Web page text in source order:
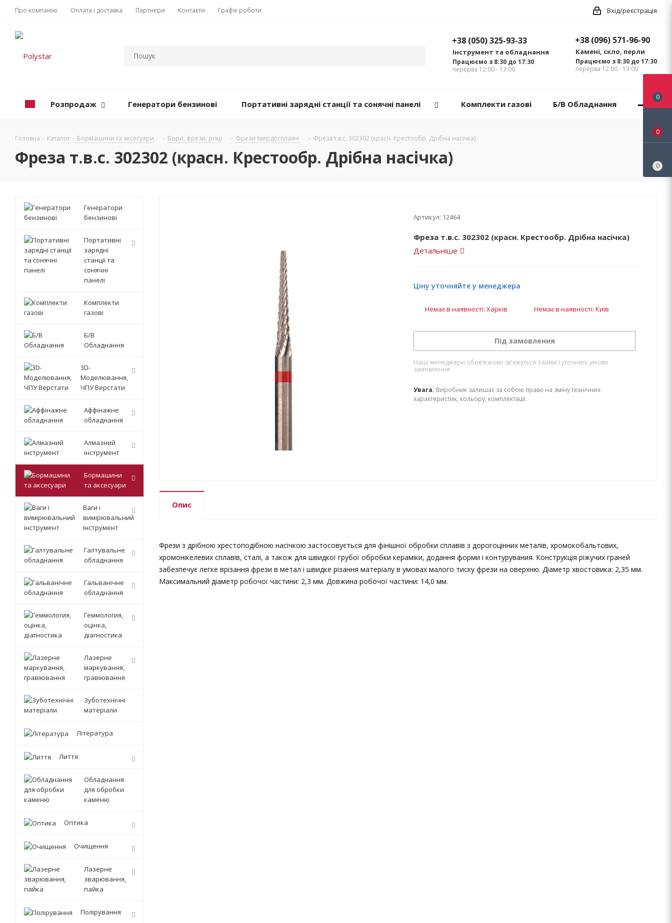
Про компанію Оплата і доставка Партнери Контакти Графік роботи Вхід/реєстрація
+38 (096) 571-96-90
Камені, скло, перли
Працюємо з 8:30 до 17:30
перерва 12:00 - 13:00
+38 (050) 325-93-33
Інструмент та обладнання
Працюємо з 8:30 до 17:30
перерва 12:00 - 13:00
Розпродаж Генератори бензинові Портативні зарядні станції та сонячні панелі Комплекти газові Б/В Обладнання
Головна - Каталог - Бормашини та аксесуари - Бори, фрези, різці - Фрези твердосплавні - Фреза т.в.с. 302302 (красн. Крестообр. Дрібна насічка)
Фреза т.в.с. 302302 (красн. Крестообр. Дрібна насічка)
Артикул: 12464
Фреза т.в.с. 302302 (красн. Крестообр. Дрібна насічка)
Детальніше
Ціну уточняйте у менеджера
Немає в наявності: Харків Немає в наявності: Київ
Під замовлення
Наші менеджери обов'язково зв'яжуться з вами і уточнять умови
замовлення
Увага. Виробник залишає за собою право на зміну технічних
характеристик, кольору, комплектації.
Опис
Фрези з дрібною хрестоподібною насічкою застосовується для фінішної обробки сплавів з дорогоцінних металів, хромокобальтових,
хромонікелевих сплавів, сталі, а також для швидкої грубої обробки кераміки, додання форми і контурувания. Конструкція ріжучих граней
забезпечує легке врізання фрези в метал і швидке різання матеріалу в умовах малого тиску фрези на оверхню. Діаметр хвостовика: 2,35 мм.
Максимальний діаметр робочої частини: 2,3 мм. Довжина робочої частини: 14,0 мм.
Генератори
бензинові
Портативні
зарядні
станції та
сонячні
панелі
Комплекти
газові
Б/В
Обладнання
3D-
Моделювання,
ЧПУ Верстати
Аффінажне
обладнання
Алмазний
інструмент
Бормашини
та аксесуари
Ваги і
вимірювальний
інструмент
Галтувальне
обладнання
Гальванічне
обладнання
Геммология,
оцінка,
діагностика
Лазерне
маркування,
гравіювання
Зуботехнічні
матеріали
Література
Лиття
Обладнання
для обробки
каменю
Оптика
Очищення
Лазерне
зварювання,
пайка
Полірування
0
0
0